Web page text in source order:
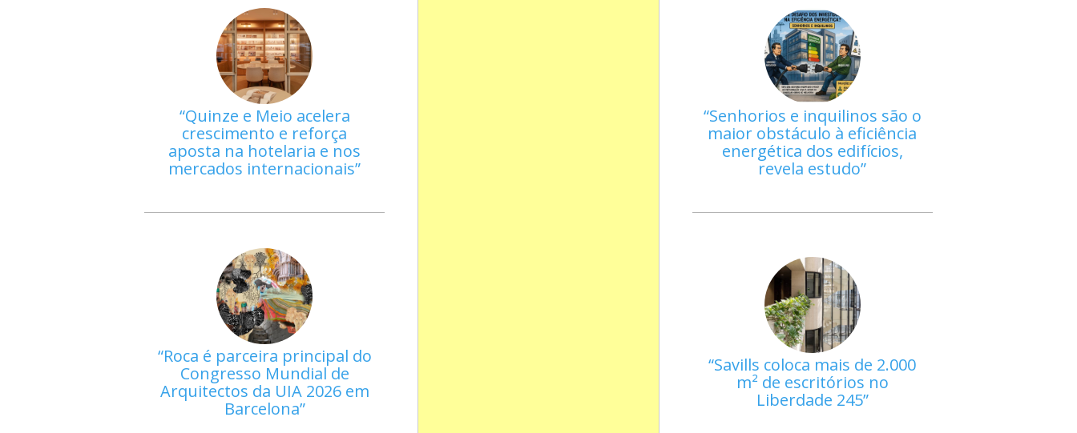
Quinze e Meio acelera
crescimento e reforça
aposta na hotelaria e nos
mercados internacionais
Roca é parceira principal do
Congresso Mundial de
Arquitectos da UIA 2026 em
Barcelona
Senhorios e inquilinos são o
maior obstáculo à eficiência
energética dos edifícios,
revela estudo
Savills coloca mais de 2.000
m² de escritórios no
Liberdade 245